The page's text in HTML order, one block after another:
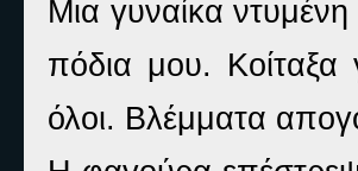
Μια γυναίκα
πόδια μου.
όλοι. Βλέμματα